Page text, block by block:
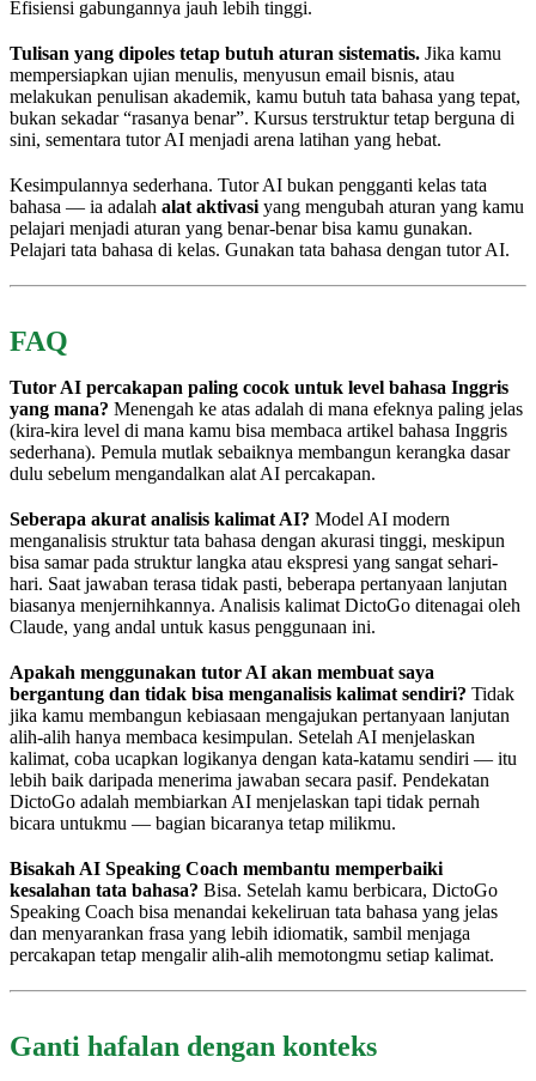
Efisiensi gabungannya jauh lebih tinggi.
Tulisan yang dipoles tetap butuh aturan sistematis. Jika kamu
mempersiapkan ujian menulis, menyusun email bisnis, atau
melakukan penulisan akademik, kamu butuh tata bahasa yang tepat,
bukan sekadar “rasanya benar”. Kursus terstruktur tetap berguna di
sini, sementara tutor AI menjadi arena latihan yang hebat.
Kesimpulannya sederhana. Tutor AI bukan pengganti kelas tata
bahasa — ia adalah alat aktivasi yang mengubah aturan yang kamu
pelajari menjadi aturan yang benar-benar bisa kamu gunakan.
Pelajari tata bahasa di kelas. Gunakan tata bahasa dengan tutor AI.
FAQ
Tutor AI percakapan paling cocok untuk level bahasa Inggris
yang mana? Menengah ke atas adalah di mana efeknya paling jelas
(kira-kira level di mana kamu bisa membaca artikel bahasa Inggris
sederhana). Pemula mutlak sebaiknya membangun kerangka dasar
dulu sebelum mengandalkan alat AI percakapan.
Seberapa akurat analisis kalimat AI? Model AI modern
menganalisis struktur tata bahasa dengan akurasi tinggi, meskipun
bisa samar pada struktur langka atau ekspresi yang sangat sehari-
hari. Saat jawaban terasa tidak pasti, beberapa pertanyaan lanjutan
biasanya menjernihkannya. Analisis kalimat DictoGo ditenagai oleh
Claude, yang andal untuk kasus penggunaan ini.
Apakah menggunakan tutor AI akan membuat saya
bergantung dan tidak bisa menganalisis kalimat sendiri? Tidak
jika kamu membangun kebiasaan mengajukan pertanyaan lanjutan
alih-alih hanya membaca kesimpulan. Setelah AI menjelaskan
kalimat, coba ucapkan logikanya dengan kata-katamu sendiri — itu
lebih baik daripada menerima jawaban secara pasif. Pendekatan
DictoGo adalah membiarkan AI menjelaskan tapi tidak pernah
bicara untukmu — bagian bicaranya tetap milikmu.
Bisakah AI Speaking Coach membantu memperbaiki
kesalahan tata bahasa? Bisa. Setelah kamu berbicara, DictoGo
Speaking Coach bisa menandai kekeliruan tata bahasa yang jelas
dan menyarankan frasa yang lebih idiomatik, sambil menjaga
percakapan tetap mengalir alih-alih memotongmu setiap kalimat.
Ganti hafalan dengan konteks